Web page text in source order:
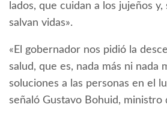
lados, que cuidan a los jujeños
salvan vidas».
«El gobernador nos pidió la
salud, que es, nada más ni nada
soluciones a las personas en el
señaló Gustavo Bohuid, ministro